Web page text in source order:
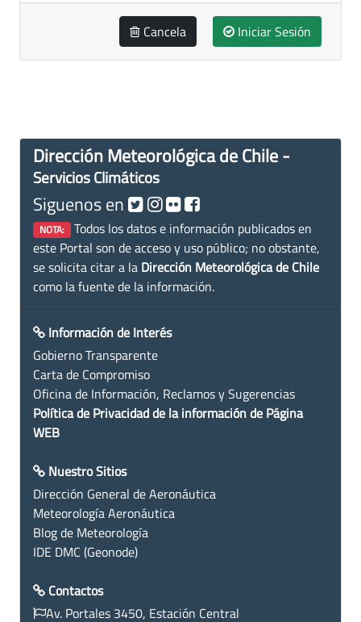
Cancela Iniciar Sesión
Dirección Meteorológica de Chile -
Servicios Climáticos
Siguenos en
NOTA: Todos los datos e información publicados en
este Portal son de acceso y uso público; no obstante,
se solicita citar a la Dirección Meteorológica de Chile
como la fuente de la información.
Información de Interés
Gobierno Transparente
Carta de Compromiso
Oficina de Información, Reclamos y Sugerencias
Política de Privacidad de la información de Página
WEB
Nuestro Sitios
Dirección General de Aeronáutica
Meteorología Aeronáutica
Blog de Meteorología
IDE DMC (Geonode)
Contactos
Av. Portales 3450, Estación Central